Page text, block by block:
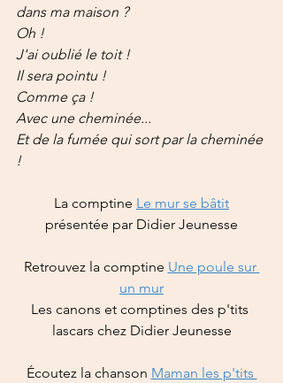
dans ma maison ?
Oh !
J'ai oublié le toit !
Il sera pointu !
Comme ça !
Avec une cheminée...
Et de la fumée qui sort par la cheminée
!
La comptine Le mur se bâtit
présentée par Didier Jeunesse
Retrouvez la comptine Une poule sur
un mur
Les canons et comptines des p'tits
lascars chez Didier Jeunesse
Écoutez la chanson Maman les p'tits